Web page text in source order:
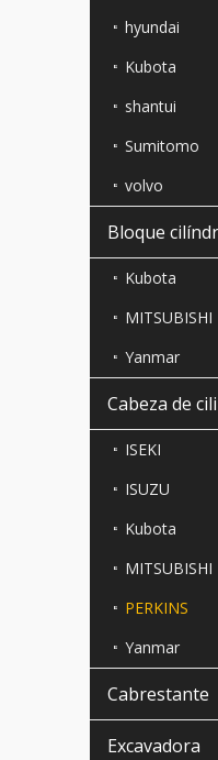
hyundai
Kubota
shantui
Sumitomo
volvo
Bloque
Kubota
MITSUBISHI
Yanmar
Cabeza de
ISEKI
ISUZU
Kubota
MITSUBISHI
PERKINS
Yanmar
Cabrestante
Excavadora